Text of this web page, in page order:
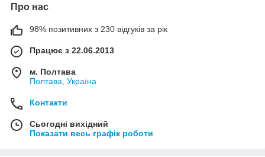
Про нас
98% позитивних з 230 відгуків за рік
Працює з 22.06.2013
м. Полтава
Полтава, Україна
Контакти
Сьогодні вихідний
Показати весь графік роботи